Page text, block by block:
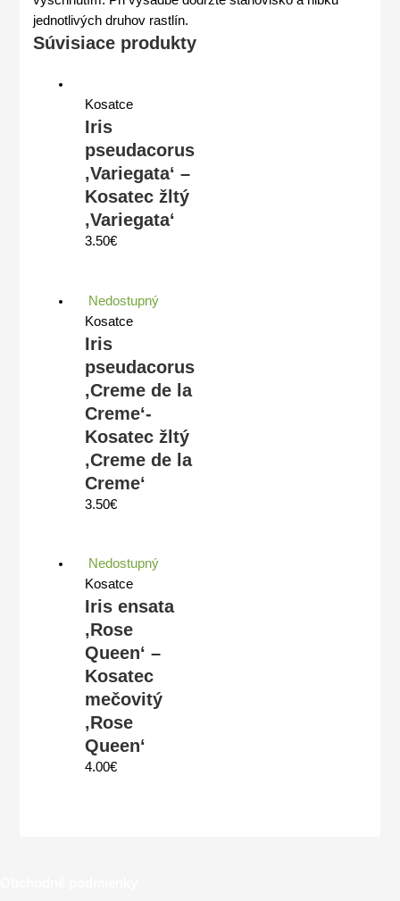
jednotlivých druhov rastlín.
Súvisiace produkty
Kosatce
Iris
pseudacorus
‚Variegata‘ –
Kosatec žltý
‚Variegata‘
3.50€
Nedostupný
Kosatce
Iris
pseudacorus
‚Creme de la
Creme‘-
Kosatec žltý
‚Creme de la
Creme‘
3.50€
Nedostupný
Kosatce
Iris ensata
‚Rose
Queen‘ –
Kosatec
mečovitý
‚Rose
Queen‘
4.00€